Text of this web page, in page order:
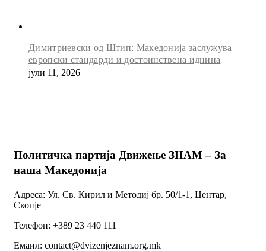
Димитриевски од Штип: Македонија заслужува
европски стандарди и достоинствена иднина
јули 11, 2026
Политичка партија Движење ЗНАМ – За
наша Македонија
Адреса: Ул. Св. Кирил и Методиј бр. 50/1-1, Центар,
Скопје
Телефон: +389 23 440 111
Емаил: contact@dvizenjeznam.org.mk